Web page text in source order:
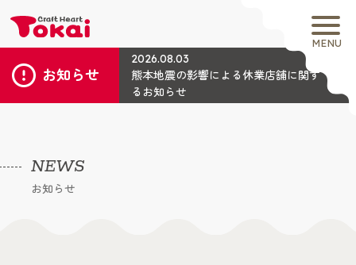
MENU
お知らせ
2026.08.03
熊本地震の影響による休業店舗に関す
るお知らせ
NEWS
お知らせ